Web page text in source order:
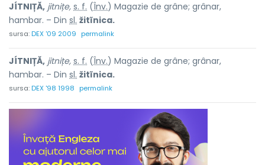
JÍTNIȚĂ, jitnițe, s. f. (Înv.) Magazie de grâne; grânar,
hambar. – Din sl. žitĩnica.
sursa:DEX '09 2009 permalink
JÍTNIȚĂ, jitnițe, s. f. (Înv.) Magazie de grâne; grânar,
hambar. – Din sl. žitĩnica.
sursa:DEX '98 1998 permalink